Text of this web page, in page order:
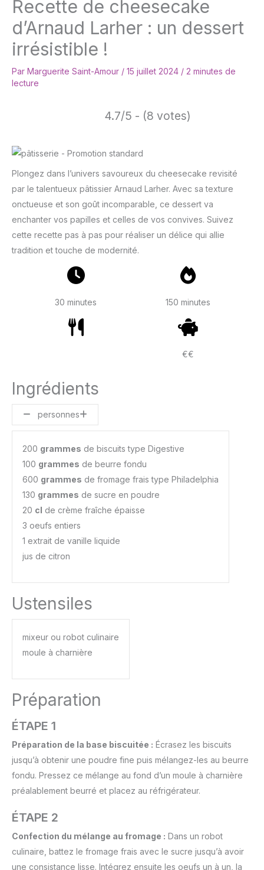
Recette de cheesecake
d’Arnaud Larher : un dessert
irrésistible !
Par Marguerite Saint-Amour / 15 juillet 2024 / 2 minutes de
lecture
4.7/5 - (8 votes)
Plongez dans l’univers savoureux du cheesecake revisité
par le talentueux pâtissier Arnaud Larher. Avec sa texture
onctueuse et son goût incomparable, ce dessert va
enchanter vos papilles et celles de vos convives. Suivez
cette recette pas à pas pour réaliser un délice qui allie
tradition et touche de modernité.
30 minutes 150 minutes
€€
Ingrédients
personnes
200 grammes de biscuits type Digestive
100 grammes de beurre fondu
600 grammes de fromage frais type Philadelphia
130 grammes de sucre en poudre
20 cl de crème fraîche épaisse
3 oeufs entiers
1 extrait de vanille liquide
jus de citron
Ustensiles
mixeur ou robot culinaire
moule à charnière
Préparation
ÉTAPE 1
Préparation de la base biscuitée : Écrasez les biscuits
jusqu’à obtenir une poudre fine puis mélangez-les au beurre
fondu. Pressez ce mélange au fond d’un moule à charnière
préalablement beurré et placez au réfrigérateur.
ÉTAPE 2
Confection du mélange au fromage : Dans un robot
culinaire, battez le fromage frais avec le sucre jusqu’à avoir
une consistance lisse. Intégrez ensuite les oeufs un à un, la